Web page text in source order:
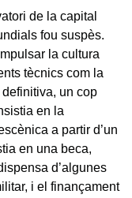
de la capital
fou suspès.
la cultura
tècnics com la
un cop
en la
a partir d’un
en una beca,
d’algunes
i el finançament